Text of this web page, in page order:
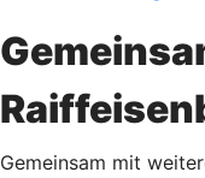
Gemeinsam mit